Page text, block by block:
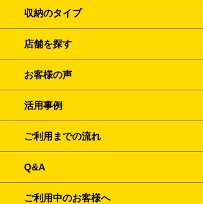
収納のタイプ
店舗を探す
お客様の声
活用事例
ご利用までの流れ
Q&A
ご利用中のお客様へ